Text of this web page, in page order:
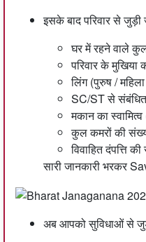
इसके बाद परिवार से जुड़ी
घर में रहने वाले
परिवार के मुखिया
लिंग (पुरुष /
SC/ST से संबंधित
मकान का
कुल कमरों की
विवाहित दंपत्ति
सारी जानकारी भरकर
अब आपको सुविधाओं से